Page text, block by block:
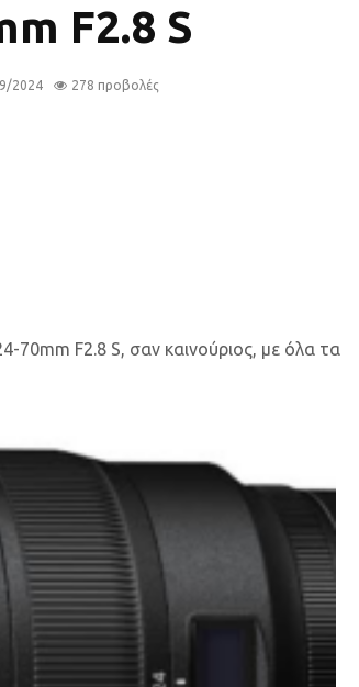
F2.8 S
2024 278 προβολές
70mm F2.8 S, σαν καινούριος, με όλα τα